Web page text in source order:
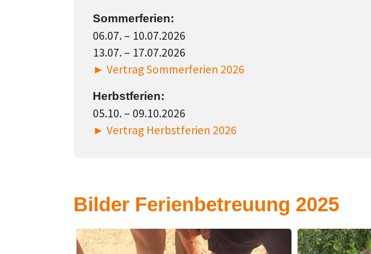
Sommerferien:
06.07. – 10.07.2026
13.07. – 17.07.2026
► Vertrag Sommerferien 2026
Herbstferien:
05.10. – 09.10.2026
► Vertrag Herbstferien 2026
Bilder Ferienbetreuung 2025